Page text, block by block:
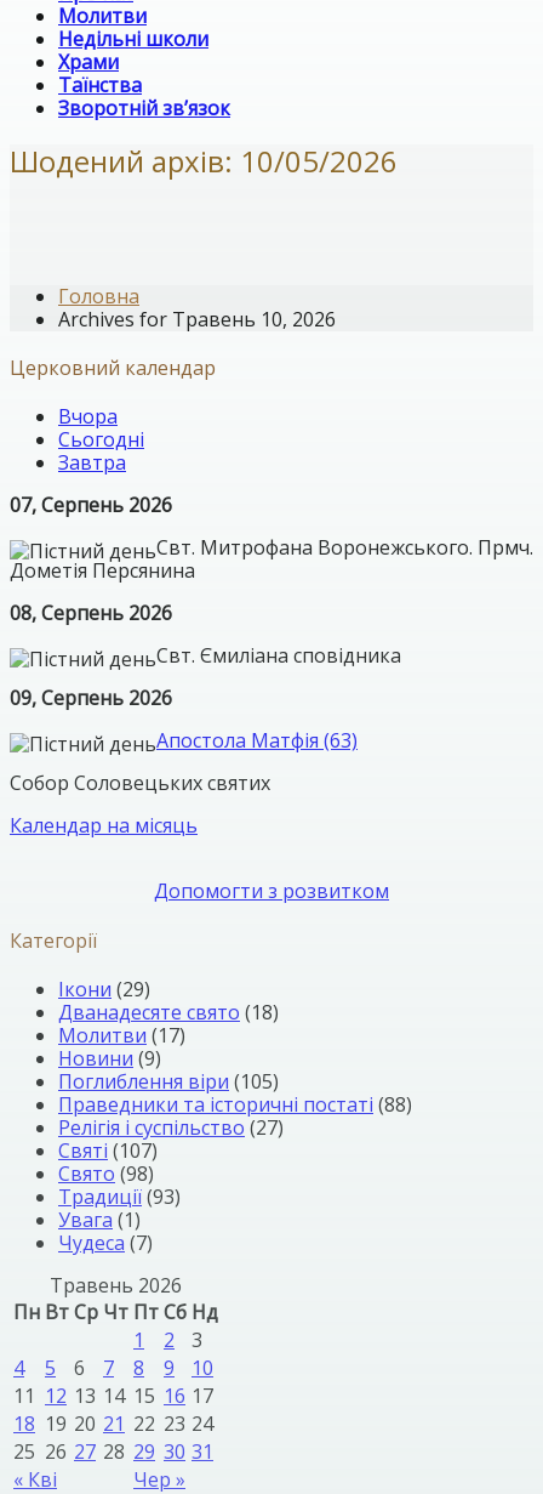
Молитви
Недільні школи
Храми
Таїнства
Зворотній зв’язок
Шодений архів: 10/05/2026
Головна
Archives for Травень 10, 2026
Церковний календар
Вчора
Сьогодні
Завтра
07, Серпень 2026
Свт. Митрофана Воронежського. Прмч.
Дометія Персянина
08, Серпень 2026
Свт. Ємиліана сповідника
09, Серпень 2026
Апостола Матфія (63)
Собор Соловецьких святих
Календар на місяць
Допомогти з розвитком
Категорії
Ікони (29)
Дванадесяте свято (18)
Молитви (17)
Новини (9)
Поглиблення віри (105)
Праведники та історичні постаті (88)
Релігія і суспільство (27)
Святі (107)
Свято (98)
Традиції(93)
Увага (1)
Чудеса (7)
Травень 2026
Пн ВтСр Чт ПтСб Нд
« Кві Чер »
1 2
3
4
5 6 7 8 9
10
11 12 13 14 15 16 17
18 19 20 21 22 23 24
25 26 27 28 29 30 31